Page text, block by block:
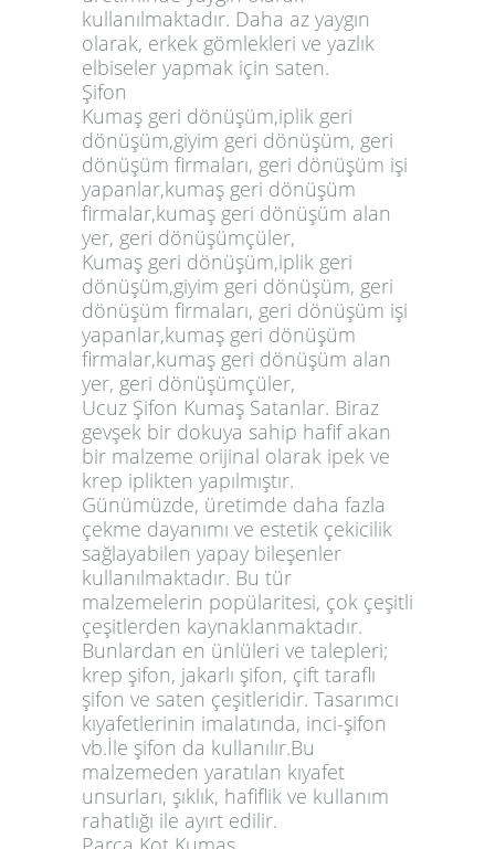
kullanılmaktadır. Daha az yaygın
olarak, erkek gömlekleri ve yazlık
elbiseler yapmak için saten.
Şifon
Kumaş geri dönüşüm,iplik geri
dönüşüm,giyim geri dönüşüm, geri
dönüşüm firmaları, geri dönüşüm işi
yapanlar,kumaş geri dönüşüm
firmalar,kumaş geri dönüşüm alan
yer, geri dönüşümçüler,
Kumaş geri dönüşüm,iplik geri
dönüşüm,giyim geri dönüşüm, geri
dönüşüm firmaları, geri dönüşüm işi
yapanlar,kumaş geri dönüşüm
firmalar,kumaş geri dönüşüm alan
yer, geri dönüşümçüler,
Ucuz Şifon Kumaş Satanlar. Biraz
gevşek bir dokuya sahip hafif akan
bir malzeme orijinal olarak ipek ve
krep iplikten yapılmıştır.
Günümüzde, üretimde daha fazla
çekme dayanımı ve estetik çekicilik
sağlayabilen yapay bileşenler
kullanılmaktadır. Bu tür
malzemelerin popülaritesi, çok çeşitli
çeşitlerden kaynaklanmaktadır.
Bunlardan en ünlüleri ve talepleri;
krep şifon, jakarlı şifon, çift taraflı
şifon ve saten çeşitleridir. Tasarımcı
kıyafetlerinin imalatında, inci-şifon
vb.İle şifon da kullanılır.Bu
malzemeden yaratılan kıyafet
unsurları, şıklık, hafiflik ve kullanım
rahatlığı ile ayırt edilir.